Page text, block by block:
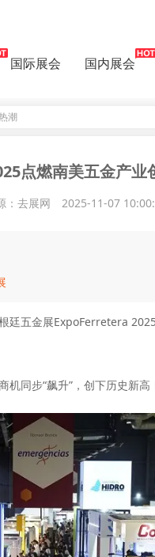
国际展会 国内展会
潮
点燃南美五金产业
：去展网 2025-11-07
廷五金展ExpoFerretera
同步“飙升”，创下历史新高